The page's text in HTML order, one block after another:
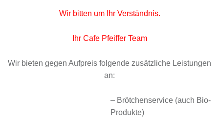
Wir bitten um Ihr Verständnis.
Ihr Cafe Pfeiffer Team
Wir bieten gegen Aufpreis folgende zusätzliche Leistungen
an:
– Brötchenservice (auch Bio-
Produkte)